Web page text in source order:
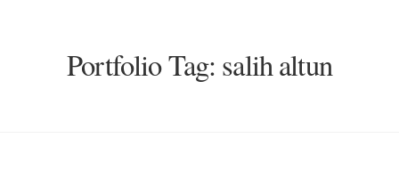
Portfolio Tag: salih altun